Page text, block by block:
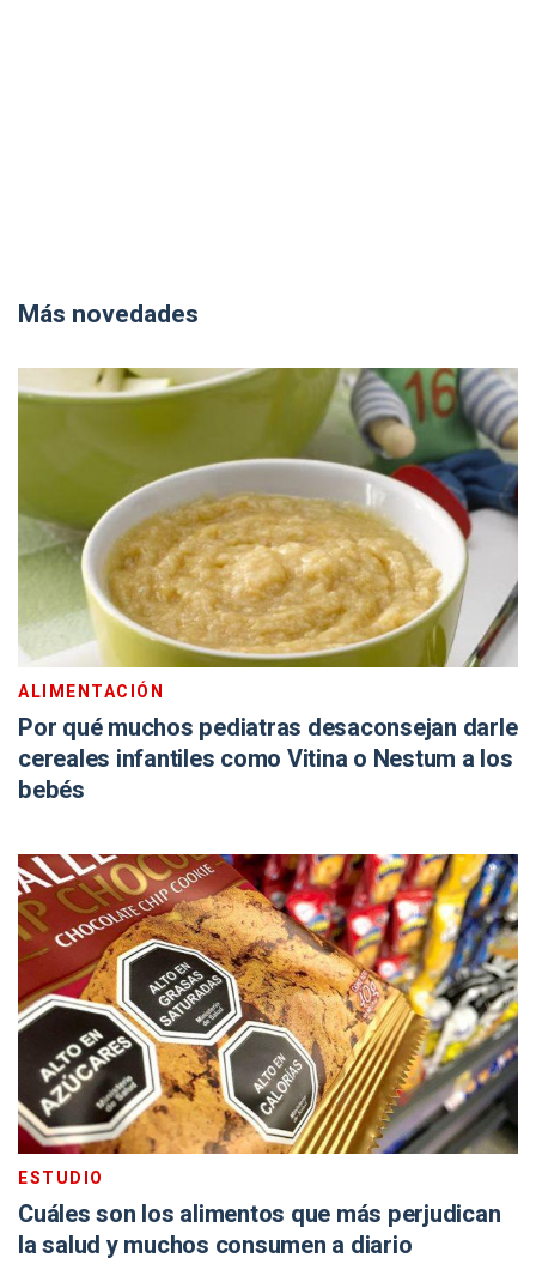
Más novedades
ALIMENTACIÓN
Por qué muchos pediatras desaconsejan darle
cereales infantiles como Vitina o Nestum a los
bebés
ESTUDIO
Cuáles son los alimentos que más perjudican
la salud y muchos consumen a diario